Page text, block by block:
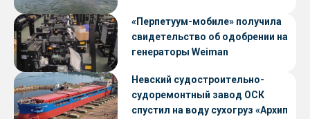
«Перпетуум-мобиле» получила
свидетельство об одобрении на
генераторы Weiman
Невский судостроительно-
судоремонтный завод ОСК
спустил на воду сухогруз «Архип